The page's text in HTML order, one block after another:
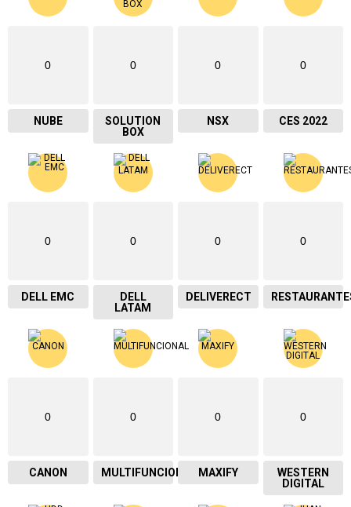
0
NUBE
0
SOLUTION
BOX
0
NSX
0
CES 2022
0
DELL EMC
0
DELL
LATAM
0
DELIVERECT
0
0
CANON
0
MULTIFUNCIONAL
0
MAXIFY
0
WESTERN
DIGITAL